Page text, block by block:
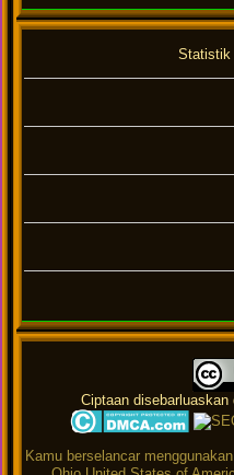
Statistik
Ciptaan disebarluaskan
Kamu berselancar